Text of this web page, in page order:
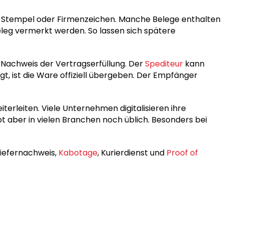
oder Firmenzeichen. Manche Belege enthalten
vermerkt werden. So lassen sich spätere
der Vertragserfüllung. DerSpediteur kann
ist die Ware offiziell übergeben. Der Empfänger
Viele Unternehmen digitalisieren ihre
aber in vielen Branchen noch üblich. Besonders bei
Kabotage, Kurierdienst und Proof of